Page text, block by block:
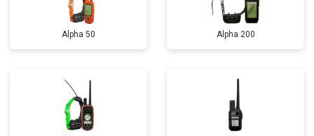
Alpha 50 Alpha 200